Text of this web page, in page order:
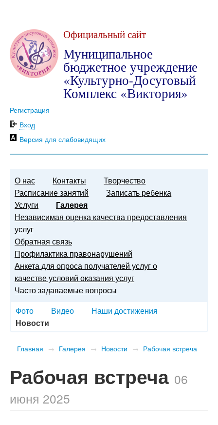
Официальный сайт
Муниципальное
бюджетное учреждение
«Культурно-Досуговый
Комплекс «Виктория»
Регистрация
Вход
Версия для слабовидящих
О нас Контакты
Творчество
Расписание занятий
Записать ребенка
Услуги
Галерея
Независимая оценка качества предоставления
услуг
Обратная связь
Профилактика правонарушений
Анкета для опроса получателей услуг о
качестве условий оказания услуг
Часто задаваемые вопросы
Фото
Видео
Наши достижения
Новости
Главная → Галерея → Новости → Рабочая встреча
Рабочая встреча 06
июня 2025